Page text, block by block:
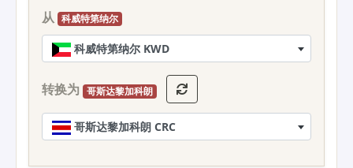
从 科威特第纳尔
科威特第纳尔 KWD
转换为 哥斯达黎加科朗
哥斯达黎加科朗 CRC